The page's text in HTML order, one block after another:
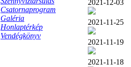
Csatornaprogram
Galéria
Honlaptérkép
Vendégkönyv
2021-12-03
2021-11-25
2021-11-19
2021-11-18